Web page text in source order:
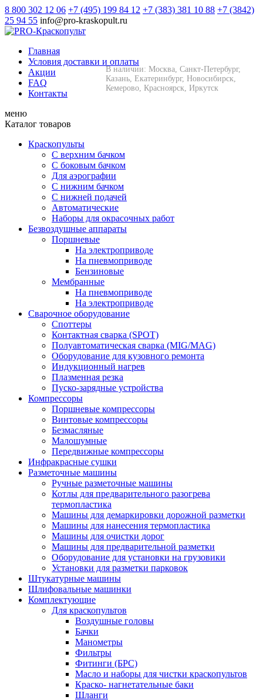
8 800 302 12 06 +7 (495) 199 84 12 +7 (383) 381 10 88 +7 (3842)
25 94 55 info@pro-kraskopult.ru
Главная
Условия доставки и оплаты
Акции
FAQ
Контакты
меню
Каталог товаров
Краскопульты
С верхним бачком
С боковым бачком
Для аэрографии
С нижним бачком
С нижней подачей
Автоматические
Наборы для окрасочных работ
Безвоздушные аппараты
Поршневые
На электроприводе
На пневмоприводе
Бензиновые
Мембранные
На пневмоприводе
На электроприводе
Сварочное оборудование
Споттеры
Контактная сварка (SPOT)
Полуавтоматическая сварка (MIG/MAG)
Оборудование для кузовного ремонта
Индукционный нагрев
Плазменная резка
Пуско-зарядные устройства
Компрессоры
Поршневые компрессоры
Винтовые компрессоры
Безмасляные
Малошумные
Передвижные компрессоры
Инфракрасные сушки
Разметочные машины
Ручные разметочные машины
Котлы для предварительного разогрева
термопластика
Машины для демаркировки дорожной разметки
Машины для нанесения термопластика
Машины для очистки дорог
Машины для предварительной разметки
Оборудование для установки на грузовики
Установки для разметки парковок
Штукатурные машины
Шлифовальные машинки
Комплектующие
Для краскопультов
Воздушные головы
Бачки
Манометры
Фильтры
Фитинги (БРС)
Масло и наборы для чистки краскопультов
Краско- нагнетательные баки
Шланги
В наличии: Москва, Санкт-Петербург,
Казань, Екатеринбург, Новосибирск,
Кемерово, Красноярск, Иркутск